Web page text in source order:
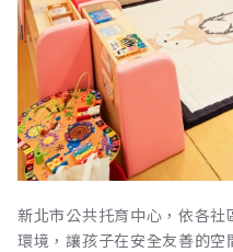
新北市公共托育中心，依各
環境，讓孩子在安全友善的空